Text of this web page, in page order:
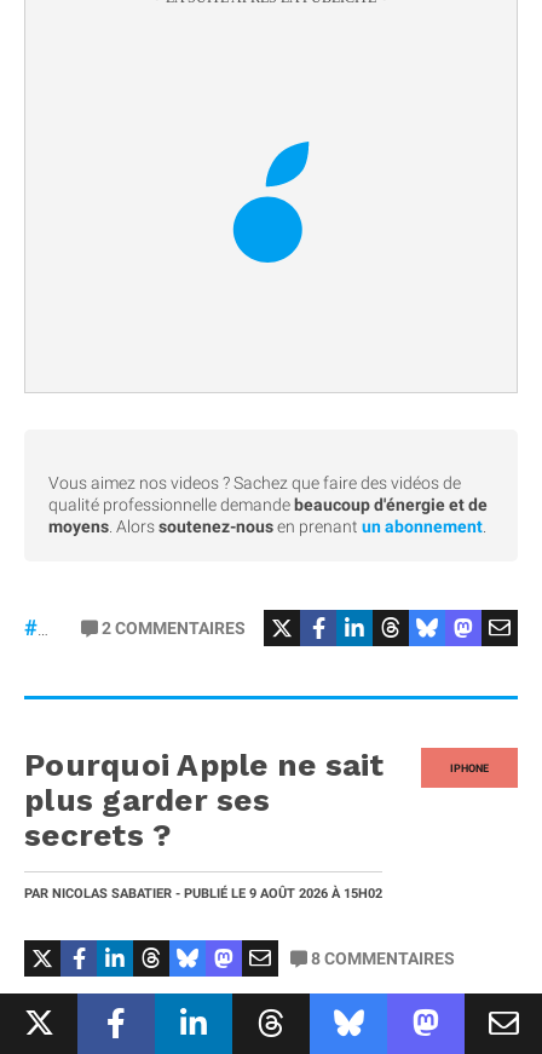
Vous aimez nos videos ? Sachez que faire des vidéos de
qualité professionnelle demandebeaucoup d'énergie et de
moyens . Alorssoutenez-nousen prenant un abonnement
#iPhonePliable
2COMMENTAIRES
IPHONE
Pourquoi Apple ne sait
plus garder ses
secrets ?
PAR NICOLAS SABATIER - PUBLIÉ LE 9 AOÛT 2026 À 15H02
8COMMENTAIRES
Le secret a été pendant longtemps la marque de